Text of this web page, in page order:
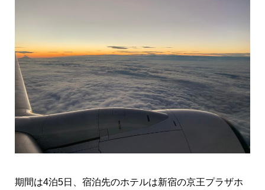
期間は4泊5日、宿泊先のホテルは新宿の京王プラザホ